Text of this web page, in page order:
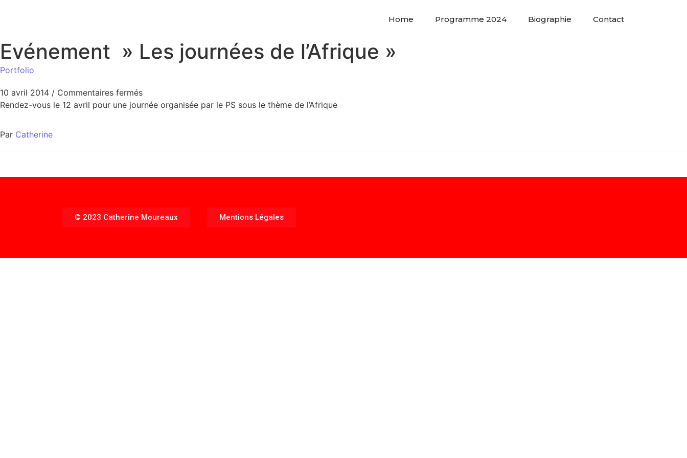
Home Programme 2024 Biographie Contact
Evénement » Les journées de l’Afrique »
Portfolio
10 avril 2014 / Commentaires fermés
Rendez-vous le 12 avril pour une journée organisée par le PS sous le thème de l’Afrique
Par Catherine
© 2023 Catherine Moureaux Mentions Légales